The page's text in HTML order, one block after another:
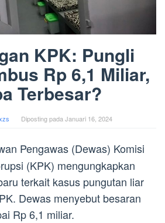
KPK: Pungli
Rp 6,1 Miliar,
Terbesar?
Diposting padaJanuari 16, 2024
Pengawas (Dewas) Komisi
(KPK) mengungkapkan
terkait kasus pungutan liar
Dewas menyebut besaran
Rp 6,1 miliar.